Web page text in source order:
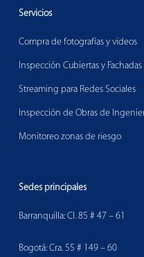
Servicios
Compra de fotografías y videos
Inspección Cubiertas y Fachadas
Streaming para Redes Sociales
Inspección de Obras de
Monitoreo zonas de riesgo
Sedes principales
Barranquilla: Cl. 85 # 47 – 61
Bogotá: Cra. 55 # 149 – 60